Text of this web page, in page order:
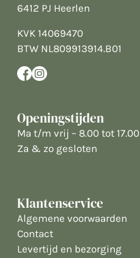
6412 PJ Heerlen
KVK 14069470
BTW NL809913914.B01
Openingstijden
Ma t/m vrij – 8.00 tot 17.00
Za & zo gesloten
Klantenservice
Algemene voorwaarden
Contact
Levertijd en bezorging